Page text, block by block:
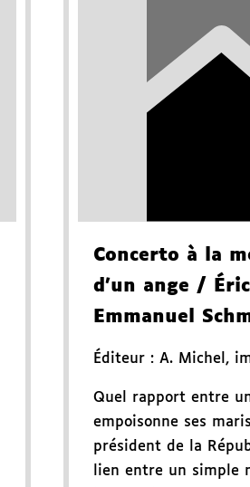
Concerto à la
d'un ange /
Emmanuel
Éditeur : A. Michel ,
Quel rapport entre
empoisonne ses
président de la
lien entre un simple